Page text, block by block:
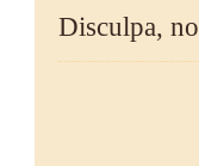
Disculpa,